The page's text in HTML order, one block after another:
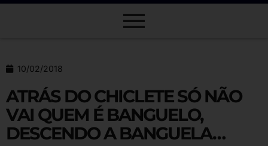
10/02/2018
ATRÁS DO CHICLETE SÓ NÃO
VAI QUEM É BANGUELO,
DESCENDO A BANGUELA…